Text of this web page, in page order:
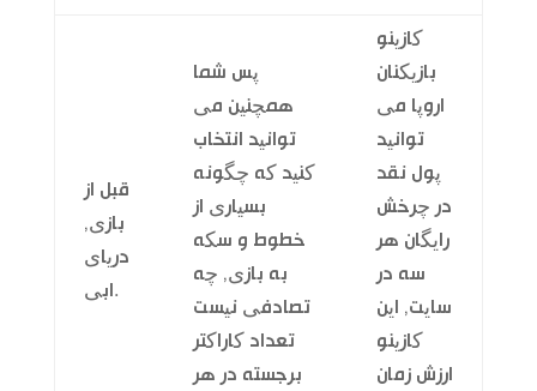
قبل از
بازی,
دریای
ابی.
پس شما
همچنین می
توانید انتخاب
کنید که چگونه
بسیاری از
خطوط و سکه
به بازی, چه
تصادفی نیست
تعداد کاراکتر
برجسته در هر
کازینو
بازیکنان
اروپا می
توانید
پول نقد
در چرخش
رایگان هر
سه در
سایت, این
کازینو
ارزش زمان